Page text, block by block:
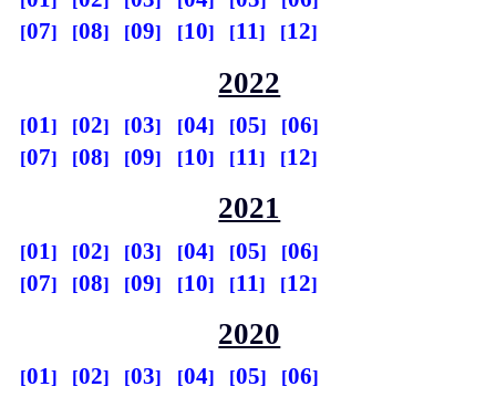
07
08 09 10 11 12
2022
01 02 03 04 05
06
07
08 09 10 11 12
2021
01 02 03 04 05
06
07
08 09 10 11 12
2020
01 02 03 04 05
06